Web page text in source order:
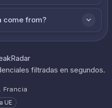
come from?
filtradas en segundos.
Francia
UE